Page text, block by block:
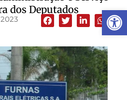
Abrir
dos Deputados